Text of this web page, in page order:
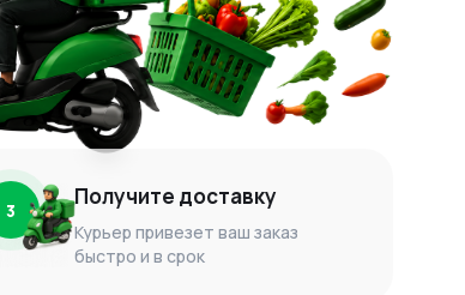
3 Получите доставку
Курьер привезет ваш заказ
быстро и в срок